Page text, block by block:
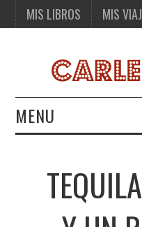
MIS LIBROS MIS
MENU
MIS VIAJES